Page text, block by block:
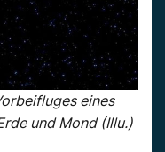
eines
und Mond (Illu.)